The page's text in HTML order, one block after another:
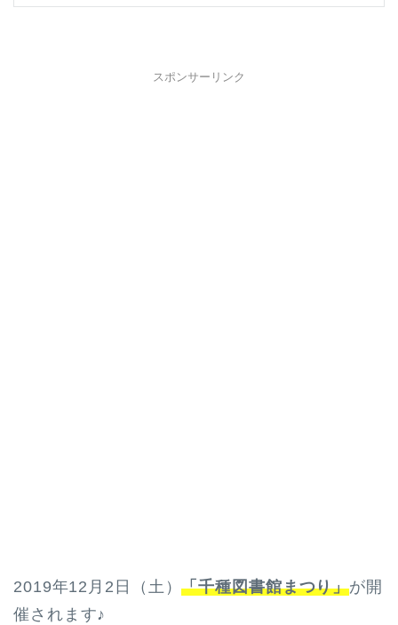
スポンサーリンク
2019年12月2日（土）「千種図書館まつり」が開
催されます♪